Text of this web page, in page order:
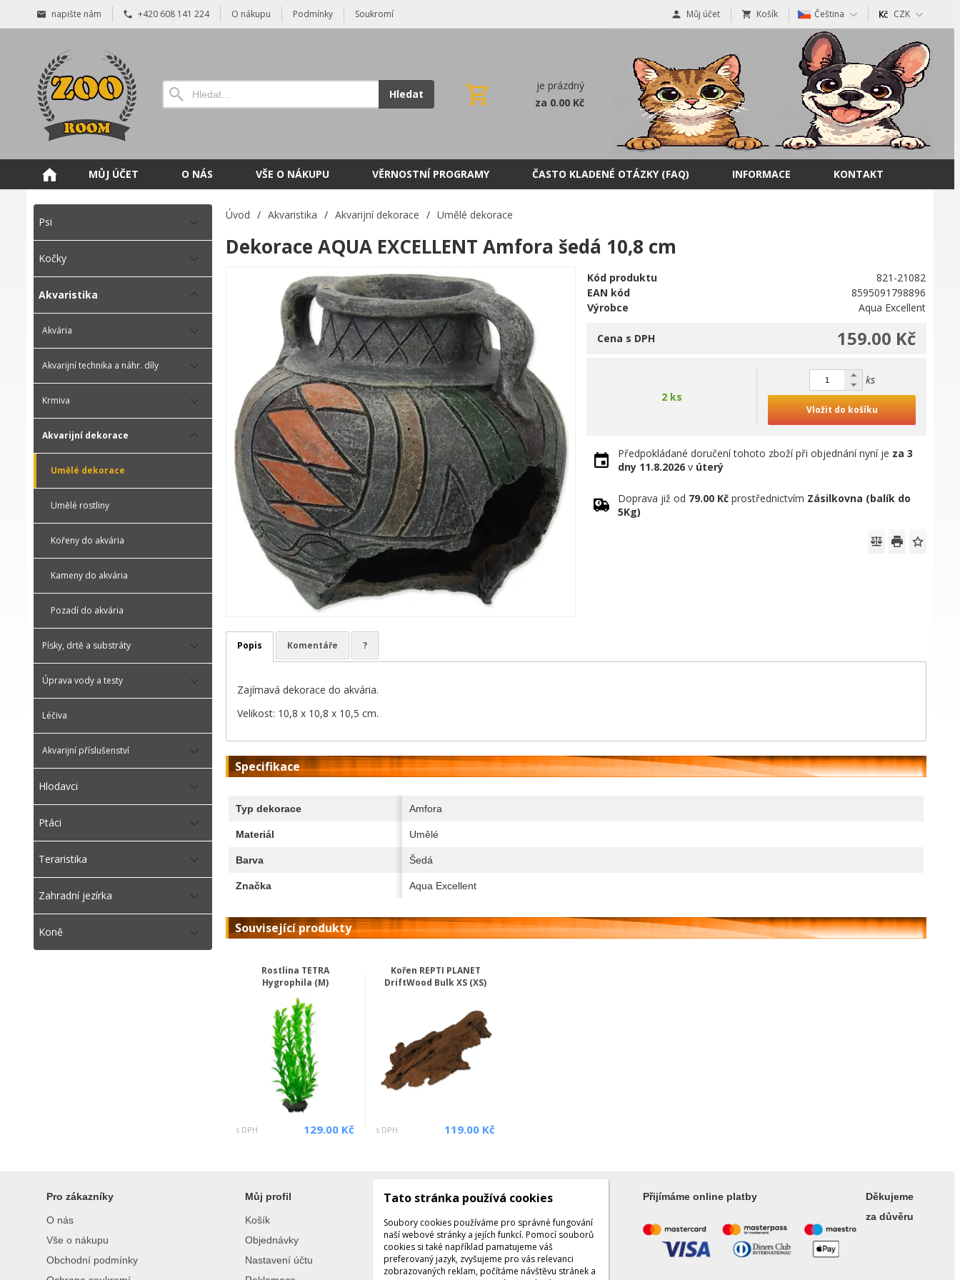
napište nám +420 608 141 224 O nákupu Podmínky Soukromí Můj účet Košík Čeština CZK
Hledat
je prázdný
za 0.00 Kč
MŮJ ÚČET O NÁS VŠE O NÁKUPU VĚRNOSTNÍ PROGRAMY ČASTO KLADENÉ OTÁZKY (FAQ) INFORMACE KONTAKT
Psi
Kočky
Akvaristika
Akvária
Akvarijní technika a náhr. díly
Krmiva
Akvarijní dekorace
Umělé dekorace
Umělé rostliny
Kořeny do akvária
Kameny do akvária
Pozadí do akvária
Písky, drtě a substráty
Úprava vody a testy
Léčiva
Akvarijní příslušenství
Hlodavci
Ptáci
Teraristika
Zahradní jezírka
Koně
Úvod / Akvaristika / Akvarijní dekorace / Umělé dekorace
Dekorace AQUA EXCELLENT Amfora šedá 10,8 cm
Kód produktu
821-21082
EAN kód
8595091798896
Výrobce
Aqua Excellent
159.00 Kč
Cena s DPH
2 ks
ks
Vložit do košíku
Předpokládané doručení tohoto zboží při objednání nyní je za 3
dny 11.8.2026 v úterý
Doprava již od 79.00 Kč prostřednictvím Zásilkovna (balík do
5Kg)
Popis Komentáře ?
Zajímavá dekorace do akvária.
Velikost: 10,8 x 10,8 x 10,5 cm.
Specifikace
Typ dekorace Amfora
Materiál Umělé
Barva Šedá
Značka Aqua Excellent
Související produkty
Rostlina TETRA
Hygrophila (M)
s DPH 129.00 Kč
Kořen REPTI PLANET
DriftWood Bulk XS (XS)
s DPH 119.00 Kč
Pro zákazníky
O nás
Vše o nákupu
Obchodní podmínky
Můj profil
Košík
Objednávky
Nastavení účtu
Kontakty
Kontaktujte nás
Tel.: +420 608 141 224
Po - Pá: 9:00 - 16:00
Přijímáme online platby
Děkujeme
za důvěru
Tato stránka používá cookies
Soubory cookies používáme pro správné fungování
naší webové stránky a jejích funkcí. Pomocí souborů
cookies si také například pamatujeme váš
preferovaný jazyk, zvyšujeme pro vás relevanci
zobrazovaných reklam, počítáme návštěvu stránek a